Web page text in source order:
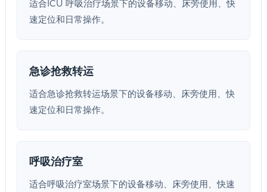
适合ICU 呼吸治疗场景下的设备移动、床旁使用、快
速定位和日常操作。
急诊抢救转运
适合急诊抢救转运场景下的设备移动、床旁使用、快
速定位和日常操作。
呼吸治疗室
适合呼吸治疗室场景下的设备移动、床旁使用、快速